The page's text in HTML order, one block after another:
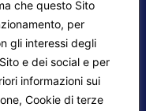
che questo Sito
per
gli interessi degli
e dei social e per
informazioni sui
Cookie di terze